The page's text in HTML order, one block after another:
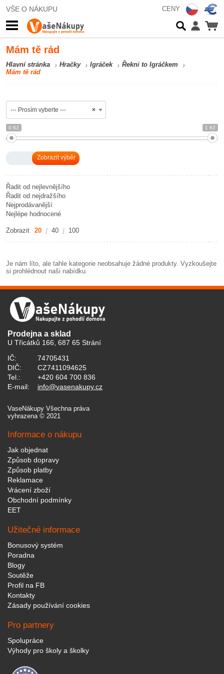
VŠE O NÁKUPU CENY
Mám tě rád
Hlavní stránka Hračky Igráček
Řekni to Igráčkem
Mám tě rád
×
--- Prosím vyberte ---
0 Kč 1 Kč
Řadit od nejlevnějšího
Řadit od nejdražšího
Nejprodávanější
Nejlépe hodnocené
Zobrazit 20 40 100
Je nám líto, ale tahle kategorie neobsahuje žádné produkty. Vyzkoušejte
si prohlédnout naši nabídku.
Prodejna a sklad
U Třicátků 166, 687 65 Strání
IČ:
74705431
DIČ:
CZ7411094625
Tel.:
+420 604 700 836
E-mail:
info@vasenakupy.cz
VaseNákupy Všechna práva
vyhrazena © 2021
Informace o nákupu
Jak objednat
Způsob dopravy
Způsob platby
Reklamace
Vrácení zboží
Obchodní podmínky
EET
Užitečné informace
Bonusový systém
Poradna
Blogy
Soutěže
Profil na FB
Kontakty
Zásady používání cookies
Pro partnery
Spolupráce
Výhody pro školy a školky